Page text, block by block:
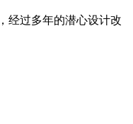
经过多年的潜心设计改